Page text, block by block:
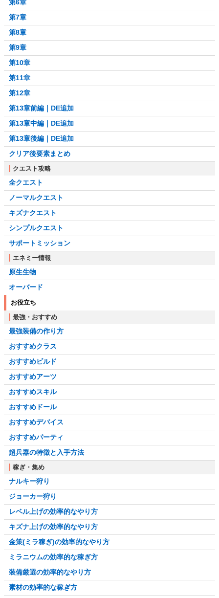
第6章
第7章
第8章
第9章
第10章
第11章
第12章
第13章前編｜DE追加
第13章中編｜DE追加
第13章後編｜DE追加
クリア後要素まとめ
クエスト攻略
全クエスト
ノーマルクエスト
キズナクエスト
シンプルクエスト
サポートミッション
エネミー情報
原生生物
オーバード
お役立ち
最強・おすすめ
最強装備の作り方
おすすめクラス
おすすめビルド
おすすめアーツ
おすすめスキル
おすすめドール
おすすめデバイス
おすすめパーティ
超兵器の特徴と入手方法
稼ぎ・集め
ナルキー狩り
ジョーカー狩り
レベル上げの効率的なやり方
キズナ上げの効率的なやり方
金策(ミラ稼ぎ)の効率的なやり方
ミラニウムの効率的な稼ぎ方
装備厳選の効率的なやり方
素材の効率的な稼ぎ方